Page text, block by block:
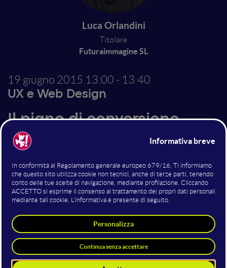
Luca Orlandini
Titolare
Futuraimmagine SL
19 giugno 2015 13:00 - 13:40
UX e Web Design
Il piano di conversione.
Come ridurre le perdite di
utenti migliorando vendite
e contatti
Fai tanta fatica per essere visibile e portare utenti sul
tuo sito, ma cosa succede quando gli utenti atterrano
sulla tua homepage o sul tuo blog?
SCOPRI cosa gli utenti si aspettano e come puoi
migliorare notevolmente il numero di contatti
facendo piccole ma importanti modifiche.